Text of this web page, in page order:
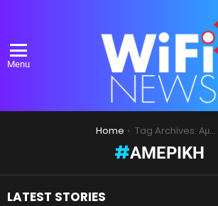
Menu
Home Tag Archives: Αμερική
ΑΜΕΡΙΚΉ
LATEST STORIES